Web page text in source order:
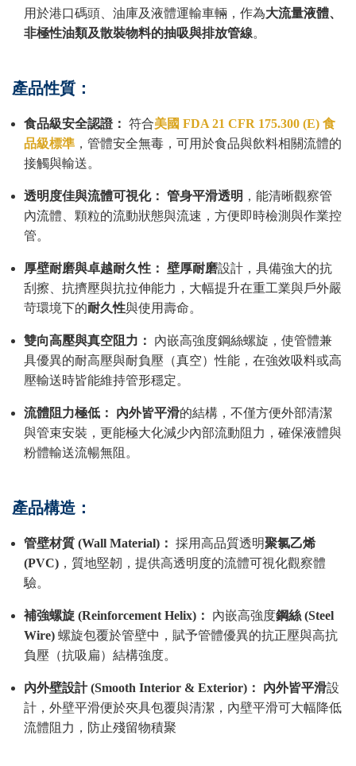
用於港口碼頭、油庫及液體運輸車輛，作為大流量液體、
非極性油類及散裝物料的抽吸與排放管線。
產品性質：
食品級安全認證： 符合美國 FDA 21 CFR 175.300 (E) 食
品級標準 ，管體安全無毒，可用於食品與飲料相關流體的
接觸與輸送。
透明度佳與流體可視化： 管身平滑透明 ，能清晰觀察管
內流體、顆粒的流動狀態與流速，方便即時檢測與作業控
管。
厚壁耐磨與卓越耐久性： 壁厚耐磨設計，具備強大的抗
刮擦、抗擠壓與抗拉伸能力，大幅提升在重工業與戶外嚴
苛環境下的耐久性與使用壽命。
雙向高壓與真空阻力：
內嵌高強度鋼絲螺旋，使管體兼
具優異的耐高壓與耐負壓（真空）性能，在強效吸料或高
壓輸送時皆能維持管形穩定。
流體阻力極低： 內外皆平滑的結構，不僅方便外部清潔
與管束安裝，更能極大化減少內部流動阻力，確保液體與
粉體輸送流暢無阻。
產品構造：
管壁材質 (Wall Material)： 採用高品質透明聚氯乙烯
(PVC) ，質地堅韌，提供高透明度的流體可視化觀察體
驗。
補強螺旋 (Reinforcement Helix)： 內嵌高強度鋼絲 (Steel
Wire) 螺旋包覆於管壁中，賦予管體優異的抗正壓與高抗
負壓（抗吸扁）結構強度。
內外壁設計 (Smooth Interior & Exterior)： 內外皆平滑設
計，外壁平滑便於夾具包覆與清潔，內壁平滑可大幅降低
流體阻力，防止殘留物積聚